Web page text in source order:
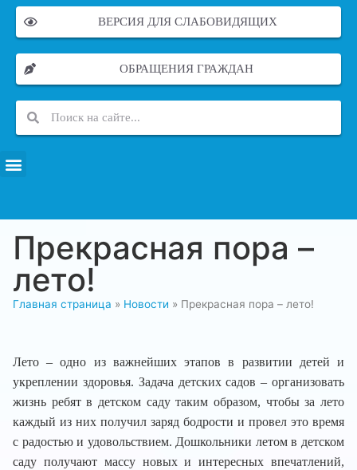
ВЕРСИЯ ДЛЯ СЛАБОВИДЯЩИХ
ОБРАЩЕНИЯ ГРАЖДАН
Прекрасная пора –
лето!
Главная страница » Новости » Прекрасная пора – лето!
Лето – одно из важнейших этапов в развитии детей и
укреплении здоровья. Задача детских садов – организовать
жизнь ребят в детском саду таким образом, чтобы за лето
каждый из них получил заряд бодрости и провел это время
с радостью и удовольствием. Дошкольники летом в детском
саду получают массу новых и интересных впечатлений,